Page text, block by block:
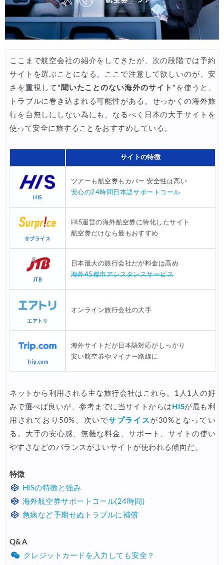
03/19 Expedia) 春旅・GWセール 最大40%OFF
03/19 サプライス) 海外航空券 3,000円OFFクーポン
HIS) 北欧添乗員同行ツアー 最大10,000円OFFクーポン
03/17 JAL) 海外ダイナミックパッケージ タイムセール
03/17 JAL) 海外ダイナミックパッケージ 最大40,000円OFFクーポ
03/17 HIS) 海外航空券 タイムセール
03/17 HIS) ANA便(航空券+ホテル) 最大15,000円CB
Trip.com) 航空券+ホテル 最大50%OFFセール
Trip.com) ハワイ 最大50%OFFセール
03/13 サプライス) 海外航空券 3,000円OFFクーポン
03/12 HIS) 海外ツアー(関西発) 最大100,000円OFFクーポン
03/12 HIS) アジア・ハワイ・グアム航空券 2,000円OFFクーポン
HIS) 夏先ドリキャンペーン
Trip.com) 3.3メガセール
03/03 Trip.com) 航空券+ホテル 最大5,000円OFFクーポン
Trip.com) ホテル 最大3,000円OFFクーポン
JTB) 海外ツアー 最大60,000円OFFクーポン
02/17 Trip.com) 海外航空券1%OFFクーポン TRIP2
HIS) 海外航空券 2,000円OFFクーポン
02/07 NEWT) 海外ツアー 最大10%OFFクーポン
03/03 Trip.com) 航空券 最大3,000円OFFクーポン
02/06 サプライス) 海外航空券 3,000円OFFクーポン
02/03 HIS) 旅のセレクション
02/20
01/23 HIS) 夏旅キャンペーン(関西発)
ここまで航空会社の紹介をしてきたが、次の段階では予約
サイトを選ぶことになる。ここで注意して欲しいのが、安
さを重視して "聞いたことのない海外のサイト" を使うと、
トラブルに巻き込まれる可能性がある。せっかくの海外旅
行を台無しにしない為にも、なるべく日本の大手サイトを
使って安全に旅することをおすすめしている。
サイトの特徴
HIS
ツアーも航空券もカバー 安全性は高い
安心の24時間日本語サポートコール
サプライス
HIS運営の海外航空券に特化したサイト
航空券だけなら最もおすすめ
JTB
日本最大の旅行会社だが料金は高め
海外45都市アシスタンスサービス
エアトリ
オンライン旅行会社の大手
Trip.com
海外サイトだが日本語対応がしっかり
安い航空券やマイナー路線に
ネットから利用される主な旅行会社はこれら。1人1人の好
みで選べば良いが、参考までに当サイトからは HISが最も利
用されており50%、次いでサプライス が30%となってい
る。大手の安心感、無難な料金、サポート、サイトの使い
やすさなどのバランスがよいサイトが使われる傾向だ。
特徴
HISの特徴と強み
海外航空券サポートコール(24時間)
急病など予期せぬトラブルに補償
Q&A
クレジットカードを入力しても安全？